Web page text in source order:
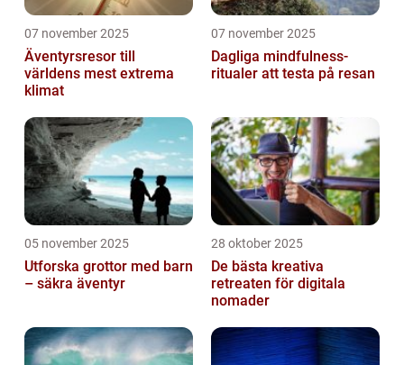
07 november 2025
Äventyrsresor till
världens mest extrema
klimat
07 november 2025
Dagliga mindfulness-
ritualer att testa på resan
05 november 2025
Utforska grottor med barn
– säkra äventyr
28 oktober 2025
De bästa kreativa
retreaten för digitala
nomader